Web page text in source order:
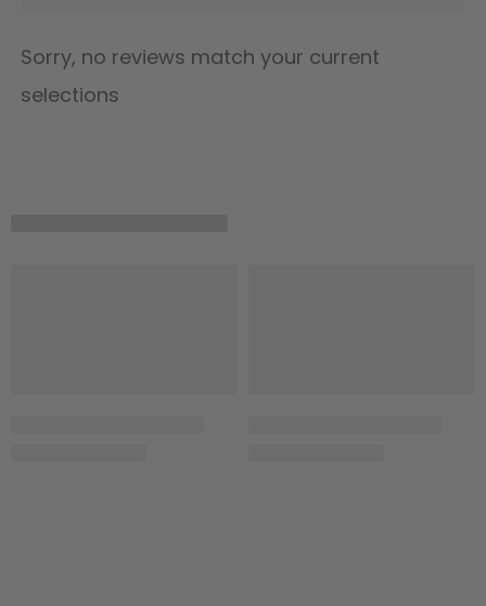
Sorry, no reviews match your current
selections